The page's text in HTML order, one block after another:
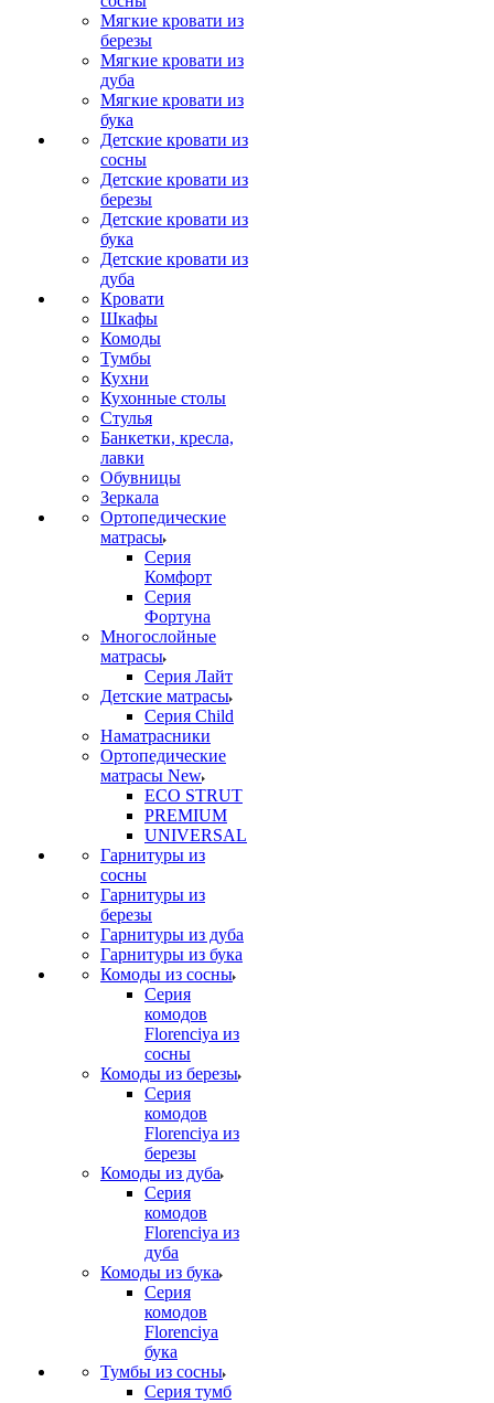
Мягкие кровати из
березы
Мягкие кровати из
дуба
Мягкие кровати из
бука
Детские кровати из
сосны
Детские кровати из
березы
Детские кровати из
бука
Детские кровати из
дуба
Кровати
Шкафы
Комоды
Тумбы
Кухни
Кухонные столы
Стулья
Банкетки, кресла,
лавки
Обувницы
Зеркала
Ортопедические
матрасы
Серия
Комфорт
Серия
Фортуна
Многослойные
матрасы
Серия Лайт
Детские матрасы
Серия Child
Наматрасники
Ортопедические
матрасы New
ECO STRUT
PREMIUM
UNIVERSAL
Гарнитуры из
сосны
Гарнитуры из
березы
Гарнитуры из дуба
Гарнитуры из бука
Комоды из сосны
Серия
комодов
Florenciya из
сосны
Комоды из березы
Серия
комодов
Florenciya из
березы
Комоды из дуба
Серия
комодов
Florenciya из
дуба
Комоды из бука
Серия
комодов
Florenciya
бука
Тумбы из сосны
Серия тумб